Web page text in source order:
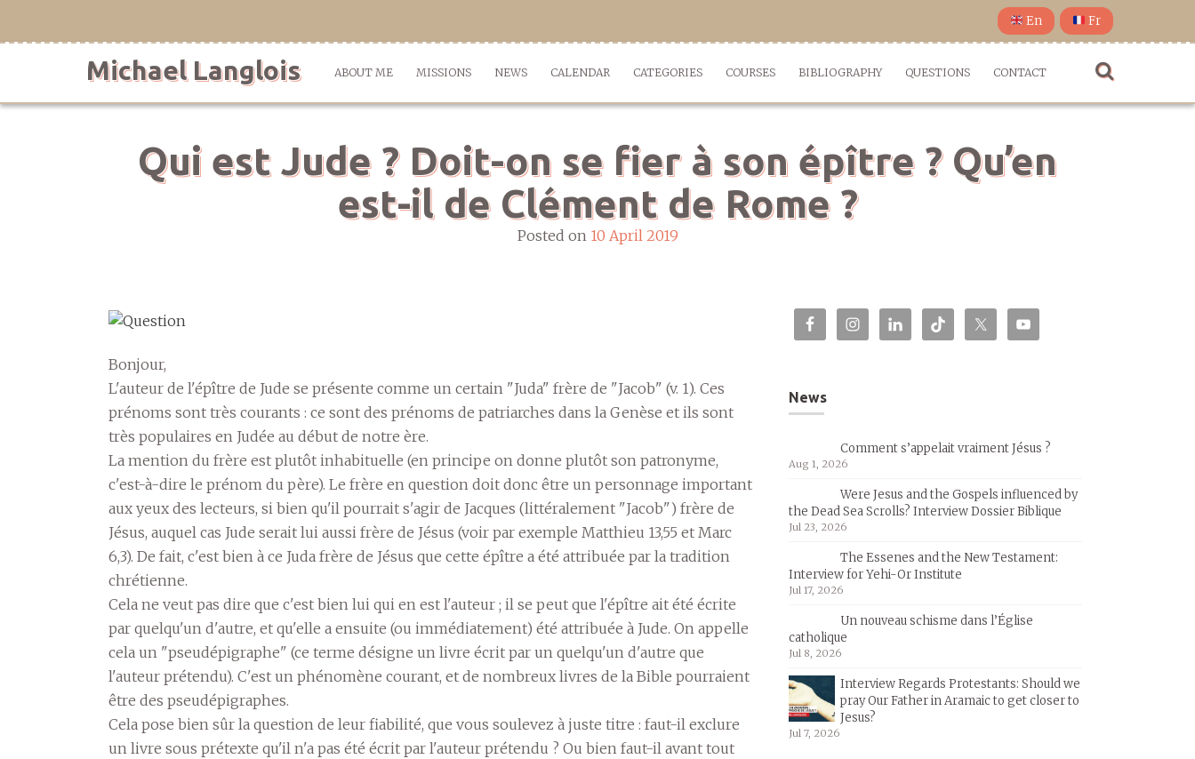
En Fr
Michael Langlois ABOUT ME MISSIONS NEWS CALENDAR CATEGORIES COURSES BIBLIOGRAPHY QUESTIONS CONTACT
Qui est Jude ? Doit-on se fier à son épître ? Qu’en
est-il de Clément de Rome ?
Posted on 10 April 2019
Bonjour,
L'auteur de l'épître de Jude se présente comme un certain "Juda" frère de "Jacob" (v. 1). Ces
prénoms sont très courants : ce sont des prénoms de patriarches dans la Genèse et ils sont
très populaires en Judée au début de notre ère.
La mention du frère est plutôt inhabituelle (en principe on donne plutôt son patronyme,
c'est-à-dire le prénom du père). Le frère en question doit donc être un personnage important
aux yeux des lecteurs, si bien qu'il pourrait s'agir de Jacques (littéralement "Jacob") frère de
Jésus, auquel cas Jude serait lui aussi frère de Jésus (voir par exemple Matthieu 13,55 et Marc
6,3). De fait, c'est bien à ce Juda frère de Jésus que cette épître a été attribuée par la tradition
chrétienne.
Cela ne veut pas dire que c'est bien lui qui en est l'auteur ; il se peut que l'épître ait été écrite
par quelqu'un d'autre, et qu'elle a ensuite (ou immédiatement) été attribuée à Jude. On appelle
cela un "pseudépigraphe" (ce terme désigne un livre écrit par un quelqu'un d'autre que
l'auteur prétendu). C'est un phénomène courant, et de nombreux livres de la Bible pourraient
être des pseudépigraphes.
Cela pose bien sûr la question de leur fiabilité, que vous soulevez à juste titre : faut-il exclure
un livre sous prétexte qu'il n'a pas été écrit par l'auteur prétendu ? Ou bien faut-il avant tout
News
Comment s’appelait vraiment Jésus ?
Aug 1, 2026
Were Jesus and the Gospels influenced by
the Dead Sea Scrolls? Interview Dossier Biblique
Jul 23, 2026
The Essenes and the New Testament:
Interview for Yehi-Or Institute
Jul 17, 2026
Un nouveau schisme dans l’Église
catholique
Jul 8, 2026
Interview Regards Protestants: Should we
pray Our Father in Aramaic to get closer to
Jesus?
Jul 7, 2026